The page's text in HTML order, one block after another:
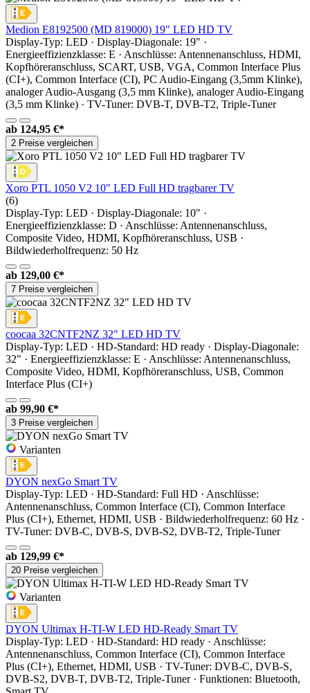
Medion E8192500 (MD 819000) 19" LED HD TV
Display-Typ: LED · Display-Diagonale: 19" ·
Energieeffizienzklasse: E · Anschlüsse: Antennenanschluss, HDMI,
Kopfhöreranschluss, SCART, USB, VGA, Common Interface Plus
(CI+), Common Interface (CI), PC Audio-Eingang (3,5mm Klinke),
analoger Audio-Ausgang (3,5 mm Klinke), analoger Audio-Eingang
(3,5 mm Klinke) · TV-Tuner: DVB-T, DVB-T2, Triple-Tuner
ab 124,95 €*
2 Preise vergleichen
Xoro PTL 1050 V2 10" LED Full HD tragbarer TV
(6)
Display-Typ: LED · Display-Diagonale: 10" ·
Energieeffizienzklasse: D · Anschlüsse: Antennenanschluss,
Composite Video, HDMI, Kopfhöreranschluss, USB ·
Bildwiederholfrequenz: 50 Hz
ab 129,00 €*
7 Preise vergleichen
coocaa 32CNTF2NZ 32" LED HD TV
Display-Typ: LED · HD-Standard: HD ready · Display-Diagonale:
32" · Energieeffizienzklasse: E · Anschlüsse: Antennenanschluss,
Composite Video, HDMI, Kopfhöreranschluss, USB, Common
Interface Plus (CI+)
ab 99,90 €*
3 Preise vergleichen
Varianten
DYON nexGo Smart TV
Display-Typ: LED · HD-Standard: Full HD · Anschlüsse:
Antennenanschluss, Common Interface (CI), Common Interface
Plus (CI+), Ethernet, HDMI, USB · Bildwiederholfrequenz: 60 Hz ·
TV-Tuner: DVB-C, DVB-S, DVB-S2, DVB-T2, Triple-Tuner
ab 129,99 €*
20 Preise vergleichen
Varianten
DYON Ultimax H-TI-W LED HD-Ready Smart TV
Display-Typ: LED · HD-Standard: HD ready · Anschlüsse:
Antennenanschluss, Common Interface (CI), Common Interface
Plus (CI+), Ethernet, HDMI, USB · TV-Tuner: DVB-C, DVB-S,
DVB-S2, DVB-T, DVB-T2, Triple-Tuner · Funktionen: Bluetooth,